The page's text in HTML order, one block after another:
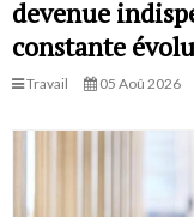
devenue
constante
Travail 05 Aoû 2026